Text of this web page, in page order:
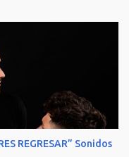
REGRESAR” Sonidos